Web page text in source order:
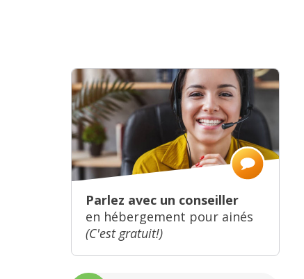
Parlez avec un conseiller
en hébergement pour ainés
(C'est gratuit!)